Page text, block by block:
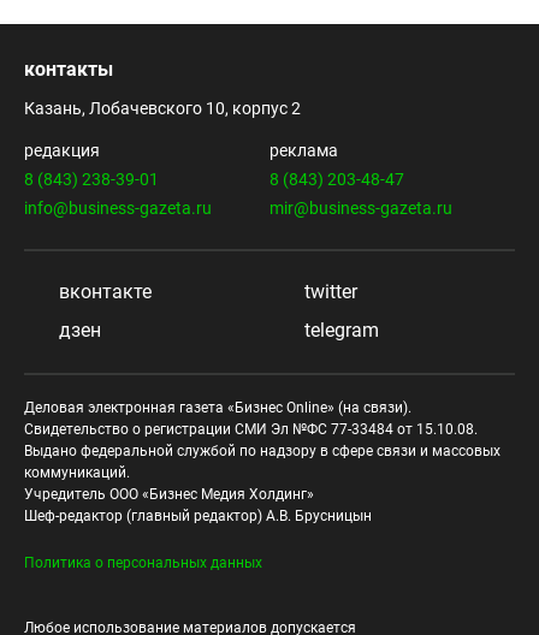
контакты
Казань, Лобачевского 10, корпус 2
редакция
8 (843) 238-39-01
info@business-gazeta.ru
реклама
8 (843) 203-48-47
mir@business-gazeta.ru
вконтакте
twitter
дзен
telegram
Деловая электронная газета «Бизнес Online» (на связи).
Свидетельство о регистрации СМИ Эл №ФС 77-33484 от 15.10.08.
Выдано федеральной службой по надзору в сфере связи и массовых
коммуникаций.
Учредитель ООО «Бизнес Медия Холдинг»
Шеф-редактор (главный редактор) А.В. Брусницын
Политика о персональных данных
Любое использование материалов допускается